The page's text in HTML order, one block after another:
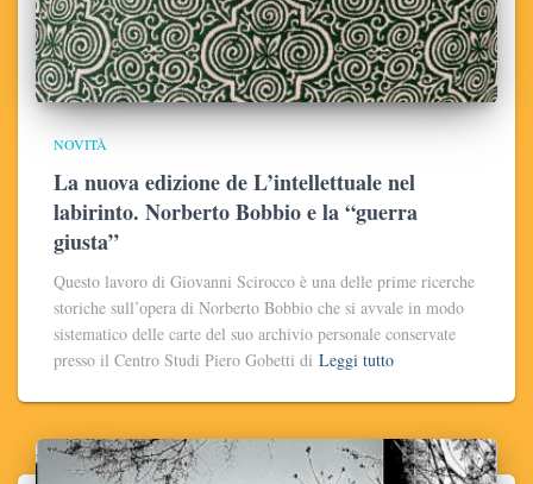
NOVITÀ
La nuova edizione de L’intellettuale nel
labirinto. Norberto Bobbio e la “guerra
giusta”
Questo lavoro di Giovanni Scirocco è una delle prime ricerche
storiche sull’opera di Norberto Bobbio che si avvale in modo
sistematico delle carte del suo archivio personale conservate
presso il Centro Studi Piero Gobetti di Leggi tutto